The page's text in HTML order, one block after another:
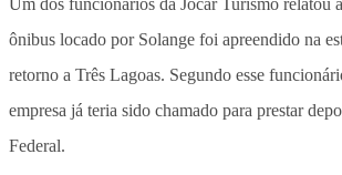
ônibus locado por Solange foi apreendido na
retorno a Três Lagoas. Segundo esse
empresa já teria sido chamado para prestar
Federal.